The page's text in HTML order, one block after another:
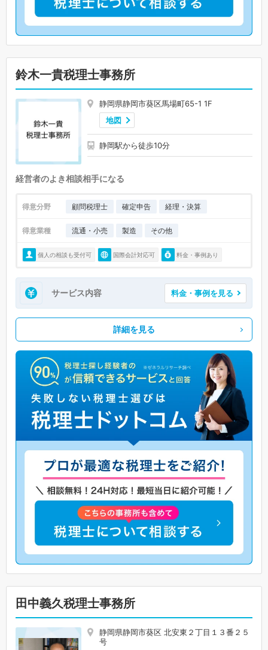
鈴木一貴税理士事務所
静岡県静岡市葵区馬場町65-1 1F
地図
静岡駅から徒歩10分
経営者のよき相談相手になる
得意分野 顧問税理士 確定申告 経理・決算
得意業種 流通・小売 製造 その他
個人の相談も受付可 国際会計対応可 料金・事例あり
サービス内容 料金・事例を見る
詳細を見る
田中義久税理士事務所
静岡県静岡市葵区 北安東２丁目１３番２５
号